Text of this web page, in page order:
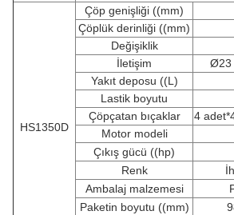
HS1350D
Çöp genişliği ((mm)
Çöplük derinliği ((mm)
Değişiklik
İletişim
Ø23
Yakıt deposu ((L)
Lastik boyutu
Çöpçatan bıçaklar
4
Motor modeli
Çıkış gücü ((hp)
Renk
Ambalaj malzemesi
Paketin boyutu ((mm)